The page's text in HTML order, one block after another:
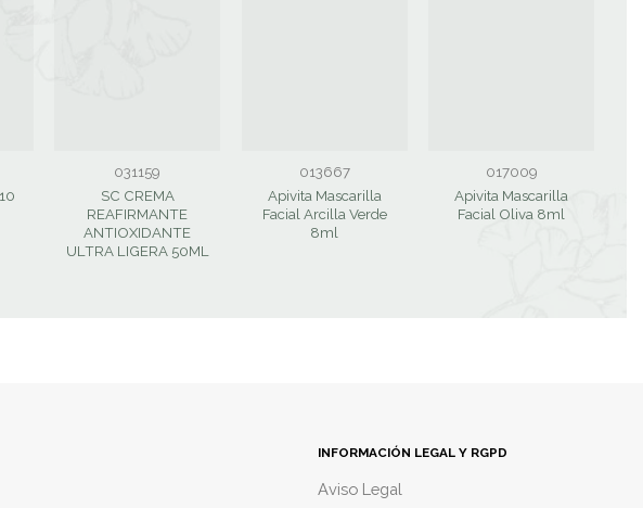
031159
SC CREMA
REAFIRMANTE
ANTIOXIDANTE
ULTRA LIGERA 50ML
013667
Apivita Mascarilla
Facial Arcilla Verde
8ml
017009
Apivita Mascarilla
Facial Oliva 8ml
INFORMACIÓN LEGAL Y RGPD
Aviso Legal